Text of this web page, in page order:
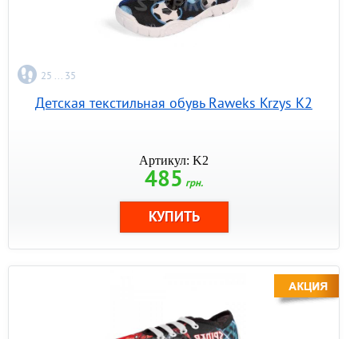
25 ... 35
Детская текстильная обувь Raweks Krzys K2
Артикул: K2
485 грн.